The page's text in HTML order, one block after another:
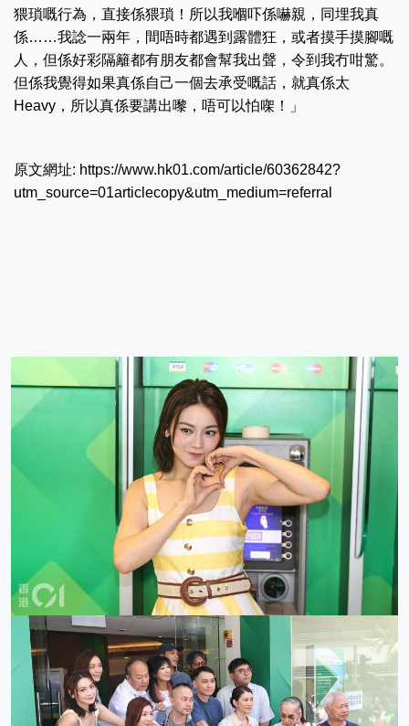
猥瑣嘅行為，直接係猥瑣！所以我嗰吓係嚇親，同埋我真
係……我諗一兩年，間唔時都遇到露體狂，或者摸手摸腳嘅
人，但係好彩隔籬都有朋友都會幫我出聲，令到我冇咁驚。
但係我覺得如果真係自己一個去承受嘅話，就真係太
Heavy，所以真係要講出嚟，唔可以怕㗎！」
原文網址: https://www.hk01.com/article/60362842?
utm_source=01articlecopy&utm_medium=referral